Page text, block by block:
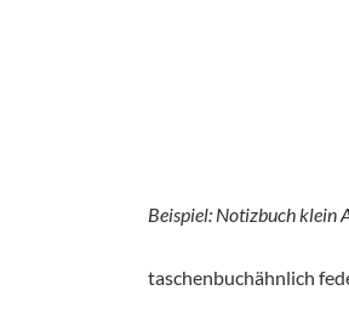
Beispiel: Notizbuch klein
taschenbuchähnlich